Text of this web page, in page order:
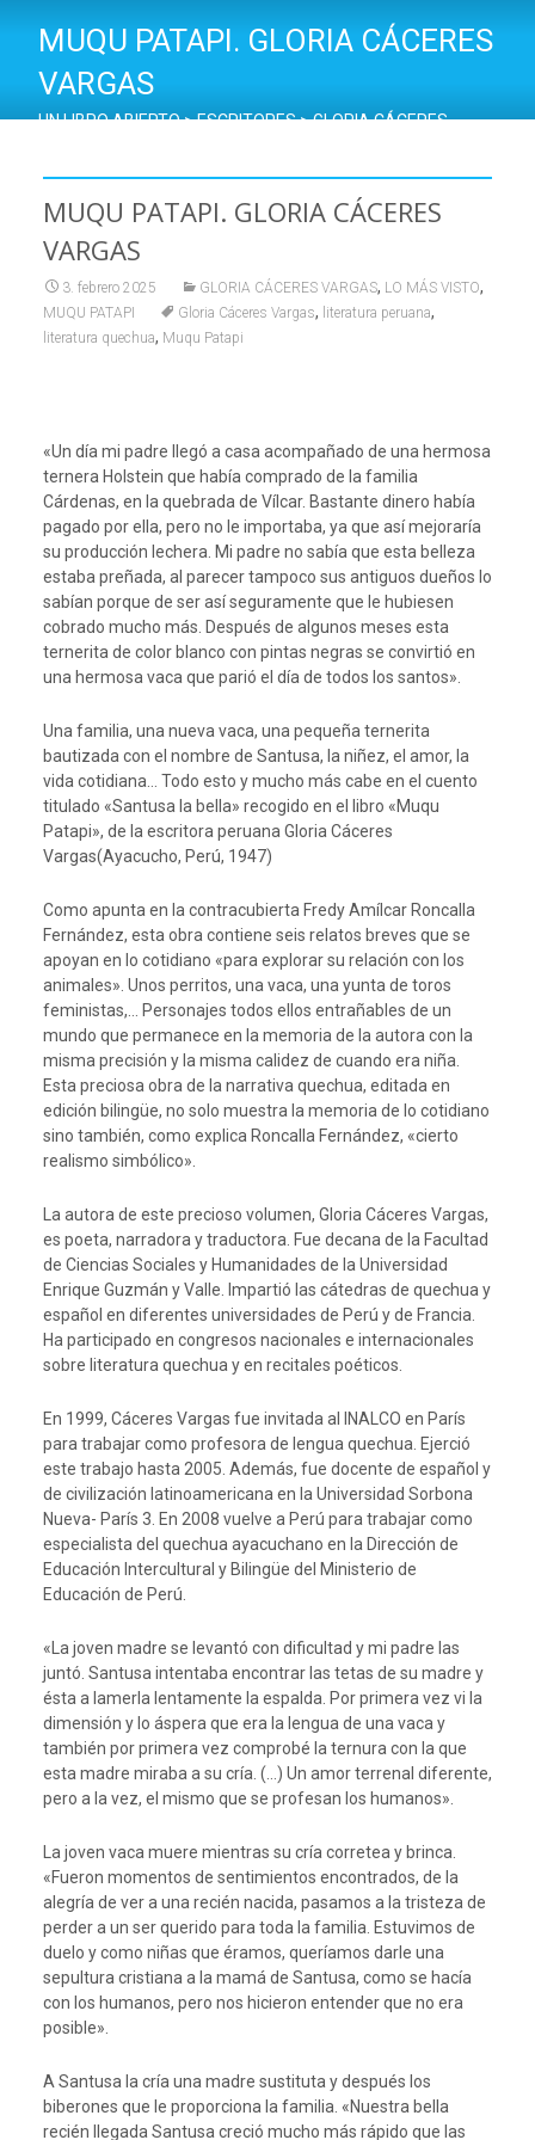
MUQU PATAPI. GLORIA CÁCERES
VARGAS
UN LIBRO ABIERTO>ESCRITORES>GLORIA CÁCERES
MUQU PATAPI. GLORIA CÁCERES
VARGAS
3. febrero 2025 GLORIA CÁCERES VARGAS, LO MÁS VISTO,
MUQU PATAPI Gloria Cáceres Vargas, literatura peruana,
literatura quechua, Muqu Patapi
«Un día mi padre llegó a casa acompañado de una hermosa
ternera Holstein que había comprado de la familia
Cárdenas, en la quebrada de Vílcar. Bastante dinero había
pagado por ella, pero no le importaba, ya que así mejoraría
su producción lechera. Mi padre no sabía que esta belleza
estaba preñada, al parecer tampoco sus antiguos dueños lo
sabían porque de ser así seguramente que le hubiesen
cobrado mucho más. Después de algunos meses esta
ternerita de color blanco con pintas negras se convirtió en
una hermosa vaca que parió el día de todos los santos».
Una familia, una nueva vaca, una pequeña ternerita
bautizada con el nombre de Santusa, la niñez, el amor, la
vida cotidiana… Todo esto y mucho más cabe en el cuento
titulado «Santusa la bella» recogido en el libro «Muqu
Patapi», de la escritora peruana Gloria Cáceres
Vargas(Ayacucho, Perú, 1947)
Como apunta en la contracubierta Fredy Amílcar Roncalla
Fernández, esta obra contiene seis relatos breves que se
apoyan en lo cotidiano «para explorar su relación con los
animales». Unos perritos, una vaca, una yunta de toros
feministas,… Personajes todos ellos entrañables de un
mundo que permanece en la memoria de la autora con la
misma precisión y la misma calidez de cuando era niña.
Esta preciosa obra de la narrativa quechua, editada en
edición bilingüe, no solo muestra la memoria de lo cotidiano
sino también, como explica Roncalla Fernández, «cierto
realismo simbólico».
La autora de este precioso volumen, Gloria Cáceres Vargas,
es poeta, narradora y traductora. Fue decana de la Facultad
de Ciencias Sociales y Humanidades de la Universidad
Enrique Guzmán y Valle. Impartió las cátedras de quechua y
español en diferentes universidades de Perú y de Francia.
Ha participado en congresos nacionales e internacionales
sobre literatura quechua y en recitales poéticos.
En 1999, Cáceres Vargas fue invitada al INALCO en París
para trabajar como profesora de lengua quechua. Ejerció
este trabajo hasta 2005. Además, fue docente de español y
de civilización latinoamericana en la Universidad Sorbona
Nueva- París 3. En 2008 vuelve a Perú para trabajar como
especialista del quechua ayacuchano en la Dirección de
Educación Intercultural y Bilingüe del Ministerio de
Educación de Perú.
«La joven madre se levantó con dificultad y mi padre las
juntó. Santusa intentaba encontrar las tetas de su madre y
ésta a lamerla lentamente la espalda. Por primera vez vi la
dimensión y lo áspera que era la lengua de una vaca y
también por primera vez comprobé la ternura con la que
esta madre miraba a su cría. (…) Un amor terrenal diferente,
pero a la vez, el mismo que se profesan los humanos».
La joven vaca muere mientras su cría corretea y brinca.
«Fueron momentos de sentimientos encontrados, de la
alegría de ver a una recién nacida, pasamos a la tristeza de
perder a un ser querido para toda la familia. Estuvimos de
duelo y como niñas que éramos, queríamos darle una
sepultura cristiana a la mamá de Santusa, como se hacía
con los humanos, pero nos hicieron entender que no era
posible».
A Santusa la cría una madre sustituta y después los
biberones que le proporciona la familia. «Nuestra bella
recién llegada Santusa creció mucho más rápido que las